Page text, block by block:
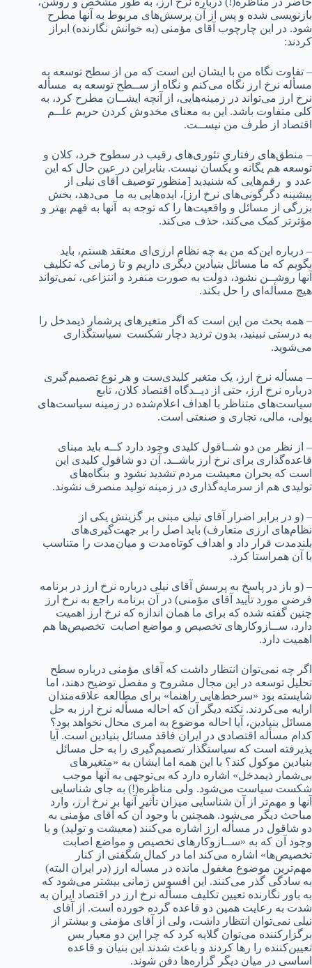
بازنویسی شده و پس از آن پرسش‌های مربوط به آنها مطرح
شود. در این چارچوب آقای مؤمنی (به خوانش نگارنده) ابراز
کردند:
– تفاوت نگاه من با ایشان این است که من از سطح توسعه به
مسأله نرخ ارز نگاه می‌کنم و نگاه از ســطح توسعه به مسأله
نرخ ارز می‌تواند در زمینه‌هایی، از آنچه ایشــان مطرح کرد، به
کلی متفاوت باشد. این به معنای مخدوش کردن حریم علــم
اقتصاد از طرف من نیســت.
– منطق‌های رفتاریِ تئوری‌های رقیب در سطوح خرد، کلان و
توسعه هم یگانه و یکسان نیست. بنابراین در عین حال که این
عدد و رقم‌هایی که شنیدید [منظور توصیف آقای نیلی از
پیشینه دگرگونی‌های نرخ ارز]، ایده‌هایی به ما می‌دهد، بخش
بزرگی از مسائل و واقعیت‌ها را که توجه به آنها به فهم بهتر و
مؤثرتر کمک می‌کند، حذف می‌کند.
– درباره این‌که من به چه نظام ارزی‌ای معتقد هستم، باید
بگویم که ما مسائل بنیادین دیگری داریم و تا زمانی که تکلیف
آنها روشــن نشود، دولت به صورت منفرد و انتزاعی، نمی‌تواند
هیچ مسأله‌ای را حل بکند.
– همه بحث من این است که اگر متغیرهای پرشمار ذیمدخل را
به درستی نبینید، بدون تردید دچار شکست سیاستگذاری
می‌شوید.
– مسأله نرخ ارز، یک متغیر کلیدی‌ست و هر نوع تصمیم‌گیری
درباره نرخ ارز، حتی از دیــدگاه اقتصاد کلان، تابع
سیاست‌های متناظر با اهداف اعلام‌شده در زمینه سیاست‌های
پولی، مالی، تجاری و صنعتی است.
– از نظر من دو شــاقول کلیدی وجود دارد کــه باید مبنای
قاعده‌گذاری برای نرخ ارز باشــد. آن دو شاقول کلیدی این
است که بحران معیشت مردم تشدید نشود و بنگاه‌های
تولیدی هم از سرمایه‌گذاری در زمینه تولید منصرف نشوند.
– (و در برابر اصرار آقای نیلی مبنی بر گزینش یکی از
نظام‌های ارزی متعارف) باید اصل را بر جهت‌گیری‌های
بلندمدت قرار داد و اهداف کوتاه‌مدت و میان‌مدت را متناسب
با آن همراستا کرد.
– (و باز در پاسخ به پرسش آقای نیلی درباره نرخ ارز در برنامه
فرضی مورد تأیید آقای مؤمنی) در آن برنامه راجع به نرخ ارز
چنین گفته شده که برای ما همان اندازه که نرخ ارز اهمیت
دارد، ســازوکارهای تخصیص و مواضع اصابت تخصیص‌ها هم
اهمیت دارد.
اگر چه نمی‌توان انتظار داشت که آقای مؤمنی درباره سطح
تحلیل توسعه در این مجال مشروح و مفصل توضیح دهند، اما
شایسته بود «سرخط‌هایی راهنما» برای مطالعه علاقه‌مندان
ارایه می‌کردند. نکته دیگر آن که احاله مسأله نرخ ارز به حل
مسائل بنیادین، آیا احاله موضوع به امری محال نخواهد بود؟
کدام مسأله اقتصادی در ایران فاقد مسائل بنیادین است. آیا
پذیرفته است که سیاستگذار تصمیم‌گیری را به حل مسائل
بنیادین موکول کند؟ با این همه اما ایشان به «متغیرهای
بی‌شمار ذیمدخل» اشاره دارد که بی‌توجهی به آنها موجب
شکست سیاست می‌شود. ولی مناظره(!) به جای شناسایی
آنها و مهم‌تر از آن شناسایی میزان تأثیر آنها بر نرخ ارز، وارد
مباحث دیگر می‌شود. همچنین با وجود آن که آقای مؤمنی به
دو شاقول در مسأله ارز اشاره می‌کنند (معیشت و تولید) و با
وجود آن که به «ســازوکارهای تخصیص و مواضع اصابت
تخصیص‌ها» اشاره می‌کند اما در کمال شگفتی از کنار
مهم‌ترین موضوع مغفول مانده در مسأله ارز (در ایران البته)
به سادگی گذر می‌کنند. این افسوس زمانی بیشتر می‌شود که
به باور نگارنده تعیین تکلیف مسأله نرخ ارز در اقتصاد ایران به
شدت به رعایت همین دو قاعده گرده خورده است. از آقای
نیلی نمی‌توان انتظار داشت، ولی از آقای مؤمنی و بیشتر از
برگزارکننده می‌توان گلایه کرد که چرا این دو معیار بس
تعیین‌کننده را رها کردند و باعث شدند این بنیان و قاعده
اساسی در میان دیگر گزاره‌ها دفن شوند.